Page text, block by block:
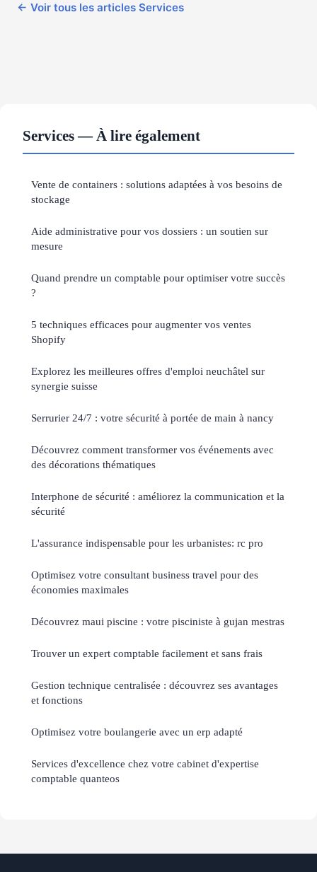
← Voir tous les articles Services
Services — À lire également
Vente de containers : solutions adaptées à vos besoins de
stockage
Aide administrative pour vos dossiers : un soutien sur
mesure
Quand prendre un comptable pour optimiser votre succès
?
5 techniques efficaces pour augmenter vos ventes
Shopify
Explorez les meilleures offres d'emploi neuchâtel sur
synergie suisse
Serrurier 24/7 : votre sécurité à portée de main à nancy
Découvrez comment transformer vos événements avec
des décorations thématiques
Interphone de sécurité : améliorez la communication et la
sécurité
L'assurance indispensable pour les urbanistes: rc pro
Optimisez votre consultant business travel pour des
économies maximales
Découvrez maui piscine : votre pisciniste à gujan mestras
Trouver un expert comptable facilement et sans frais
Gestion technique centralisée : découvrez ses avantages
et fonctions
Optimisez votre boulangerie avec un erp adapté
Services d'excellence chez votre cabinet d'expertise
comptable quanteos